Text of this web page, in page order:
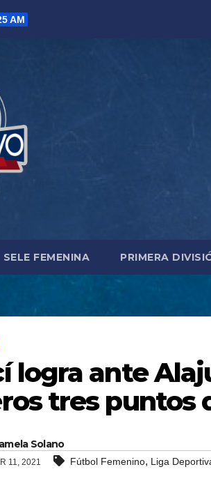
AM
SELE FEMENINA PRIMERA
logra ante
tres puntos
Solano
11, 2021 Fútbol Femenino, Liga